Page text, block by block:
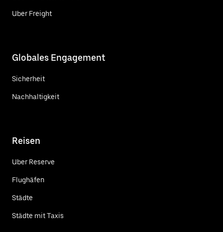
Uber Freight
Globales Engagement
Sicherheit
Nachhaltigkeit
Reisen
Uber Reserve
Flughäfen
Städte
Städte mit Taxis